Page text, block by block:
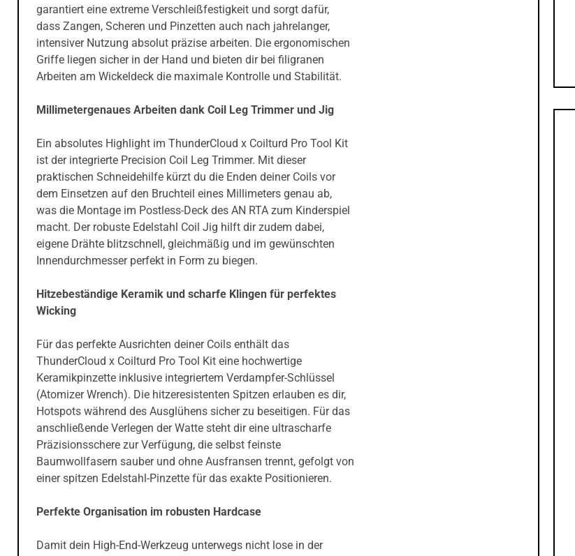
garantiert eine extreme Verschleißfestigkeit und sorgt dafür,
dass Zangen, Scheren und Pinzetten auch nach jahrelanger,
intensiver Nutzung absolut präzise arbeiten. Die ergonomischen
Griffe liegen sicher in der Hand und bieten dir bei filigranen
Arbeiten am Wickeldeck die maximale Kontrolle und Stabilität.
Millimetergenaues Arbeiten dank Coil Leg Trimmer und Jig
Ein absolutes Highlight im ThunderCloud x Coilturd Pro Tool Kit
ist der integrierte Precision Coil Leg Trimmer. Mit dieser
praktischen Schneidehilfe kürzt du die Enden deiner Coils vor
dem Einsetzen auf den Bruchteil eines Millimeters genau ab,
was die Montage im Postless-Deck des AN RTA zum Kinderspiel
macht. Der robuste Edelstahl Coil Jig hilft dir zudem dabei,
eigene Drähte blitzschnell, gleichmäßig und im gewünschten
Innendurchmesser perfekt in Form zu biegen.
Hitzebeständige Keramik und scharfe Klingen für perfektes
Wicking
Für das perfekte Ausrichten deiner Coils enthält das
ThunderCloud x Coilturd Pro Tool Kit eine hochwertige
Keramikpinzette inklusive integriertem Verdampfer-Schlüssel
(Atomizer Wrench). Die hitzeresistenten Spitzen erlauben es dir,
Hotspots während des Ausglühens sicher zu beseitigen. Für das
anschließende Verlegen der Watte steht dir eine ultrascharfe
Präzisionsschere zur Verfügung, die selbst feinste
Baumwollfasern sauber und ohne Ausfransen trennt, gefolgt von
einer spitzen Edelstahl-Pinzette für das exakte Positionieren.
Perfekte Organisation im robusten Hardcase
Damit dein High-End-Werkzeug unterwegs nicht lose in der